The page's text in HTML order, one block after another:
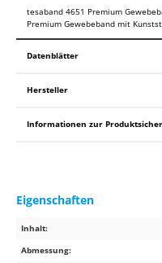
tesaband 4651 Premium
Premium Gewebeband mit
Datenblätter
Hersteller
Informationen zur
Eigenschaften
Inhalt:
Abmessung: